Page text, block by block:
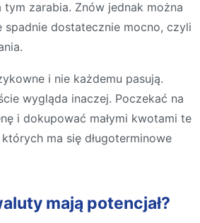
tym zarabia. Znów jednak można
spadnie dostatecznie mocno, czyli
i nie każdemu pasują.
wygląda inaczej. Poczekać na
i dokupować małymi kwotami te
ma się długoterminowe
mają potencjał?